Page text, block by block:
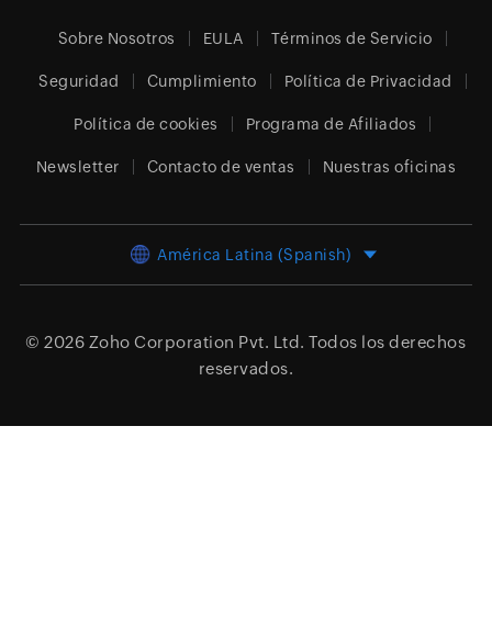
Sobre Nosotros EULA Términos de Servicio
Seguridad Cumplimiento Política de Privacidad
Política de cookies Programa de Afiliados
Newsletter Contacto de ventas Nuestras oficinas
América Latina (Spanish)
© 2026 Zoho Corporation Pvt. Ltd. Todos los derechos
reservados.